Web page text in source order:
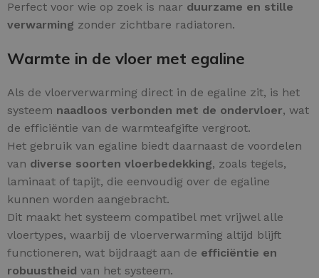
Perfect voor wie op zoek is naar duurzame en stille
verwarming zonder zichtbare radiatoren.
Warmte in de vloer met egaline
Als de vloerverwarming direct in de egaline zit, is het
systeem naadloos verbonden met de ondervloer, wat
de efficiëntie van de warmteafgifte vergroot.
Het gebruik van egaline biedt daarnaast de voordelen
van diverse soorten vloerbedekking, zoals tegels,
laminaat of tapijt, die eenvoudig over de egaline
kunnen worden aangebracht.
Dit maakt het systeem compatibel met vrijwel alle
vloertypes, waarbij de vloerverwarming altijd blijft
functioneren, wat bijdraagt aan de efficiëntie en
robuustheid van het systeem.